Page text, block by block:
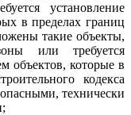
установление
в пределах границ
такие объекты,
или требуется
объектов, которые в
кодекса
технически